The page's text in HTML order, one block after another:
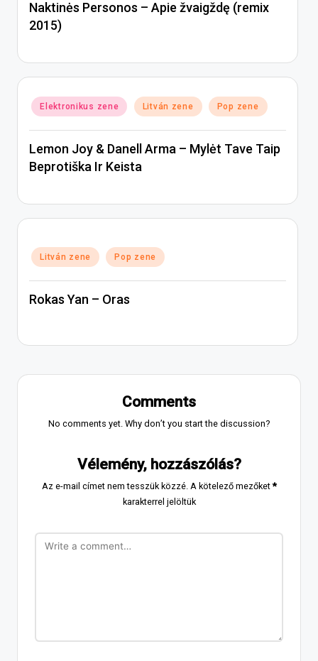
Naktinės Personos – Apie žvaigždę (remix
2015)
Posted
in
Elektronikus zene Litván zene Pop zene
Lemon Joy & Danell Arma – Mylėt Tave Taip
Beprotiška Ir Keista
Posted
in
Litván zene Pop zene
Rokas Yan – Oras
Comments
No comments yet. Why don’t you start the discussion?
Vélemény, hozzászólás?
Az e-mail címet nem tesszük közzé. A kötelező mezőket*
karakterrel jelöltük